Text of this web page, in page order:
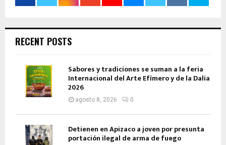
RECENT POSTS
Sabores y tradiciones se suman a la feria
Internacional del Arte Efímero y de la Dalia
2026
agosto 8, 2026 0
Detienen en Apizaco a joven por presunta
portación ilegal de arma de fuego